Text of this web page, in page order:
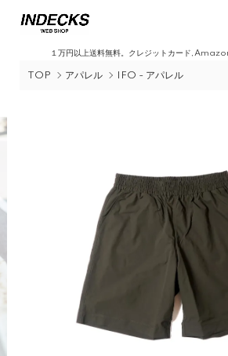
１万円以上送料無料。クレジットカード
TOP アパレル IFO - アパレル